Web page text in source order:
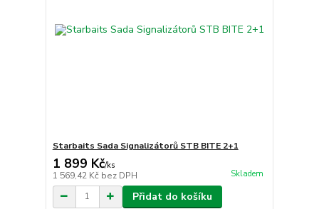
Starbaits Sada Signalizátorů STB BITE 2+1
1 899 Kč/ks
1 569,42 Kč bez DPH Skladem
Přidat do košíku